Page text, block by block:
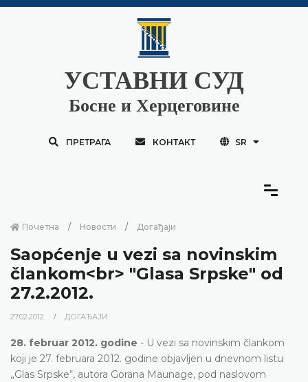
УСТАВНИ СУД
Босне и Херцеговине
ПРЕТРАГА КОНТАКТ SR
Почетна Новости Догађаји
Saopćenje u vezi sa novinskim
člankom<br> "Glasa Srpske" od
27.2.2012.
27.02.2012. ДОГАЂАЈИ
28. februar 2012. godine - U vezi sa novinskim člankom
koji je 27. februara 2012. godine objavljen u dnevnom listu
„Glas Srpske“, autora Gorana Maunage, pod naslovom